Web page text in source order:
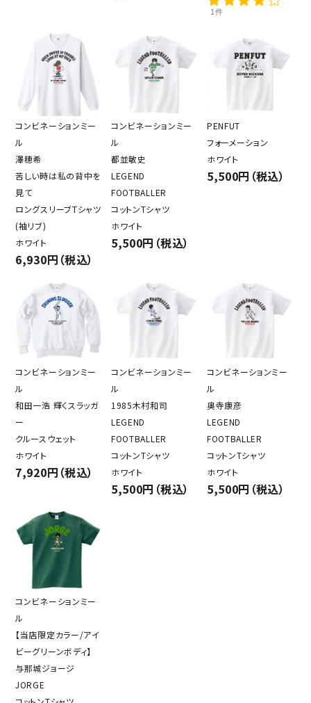
1件
コンビネーションミー
ル
澤穂希
苦しい時は私の背中を
見て
ロングスリーブTシャツ
(袖リブ)
ホワイト
6,930円（税込）
コンビネーションミー
ル
都並敏史
LEGEND
FOOTBALLER
コットンTシャツ
ホワイト
5,500円（税込）
PENFUT
フォーメーション
ホワイト
5,500円（税込）
コンビネーションミー
ル
和田一浩 輝くスラッガ
ー
クルースウェット
ホワイト
7,920円（税込）
コンビネーションミー
ル
1985木村和司
LEGEND
FOOTBALLER
コットンTシャツ
ホワイト
5,500円（税込）
コンビネーションミー
ル
奥寺康彦
LEGEND
FOOTBALLER
コットンTシャツ
ホワイト
5,500円（税込）
コンビネーションミー
ル
【当店限定カラー/アイ
ビーグリーンボディ】
与那城ジョージ
JORGE